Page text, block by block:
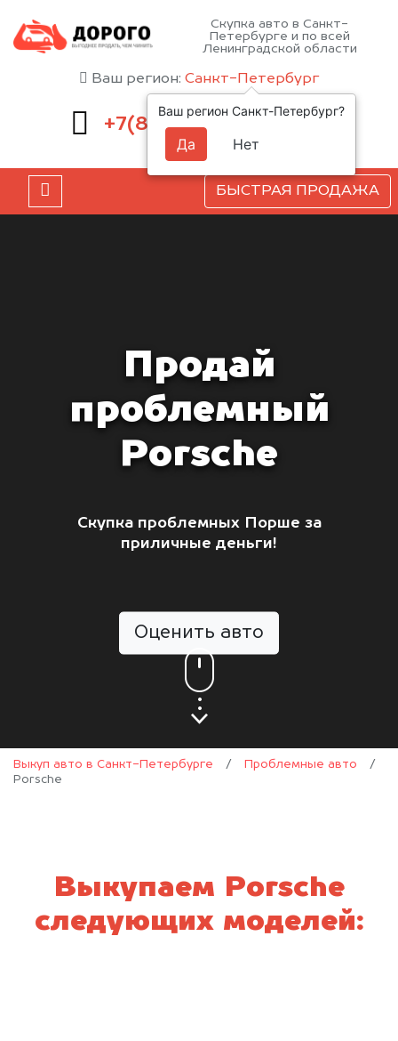
Скупка авто в Санкт-
Петербурге и по всей
Ленинградской области
Ваш регион: Санкт-Петербург
+7(812)660-51-43
БЫСТРАЯ ПРОДАЖА
Продай
проблемный
Porsche
Скупка проблемных Порше за
приличные деньги!
Оценить авто
Выкуп авто в Санкт-Петербурге / Проблемные авто
/
Porsche
Выкупаем Porsche
следующих моделей:
Ваш регион Санкт-Петербург?
Да Нет